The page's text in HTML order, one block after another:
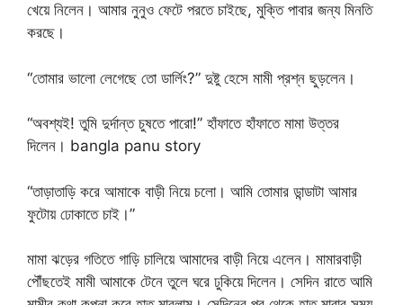
খেয়ে নিলেন। আমার নুনুও ফেটে পরতে চাইছে, মুক্তি পাবার জন্য মিনতি
করছে।
“তোমার ভালো লেগেছে তো ডার্লিং?” দুষ্টু হেসে মামী প্রশ্ন ছুড়লেন।
“অবশ্যই! তুমি দুর্দান্ত চুষতে পারো!” হাঁফাতে হাঁফাতে মামা উত্তর
দিলেন। bangla panu story
“তাড়াতাড়ি করে আমাকে বাড়ী নিয়ে চলো। আমি তোমার ডান্ডাটা আমার
ফুটোয় ঢোকাতে চাই।”
মামা ঝড়ের গতিতে গাড়ি চালিয়ে আমাদের বাড়ী নিয়ে এলেন। মামারবাড়ী
পৌঁছতেই মামী আমাকে টেনে তুলে ঘরে ঢুকিয়ে দিলেন। সেদিন রাতে আমি